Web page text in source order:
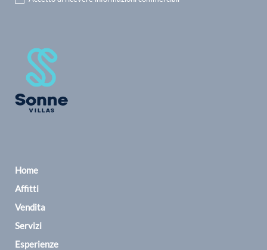
Home
Affitti
Vendita
Servizi
Esperienze